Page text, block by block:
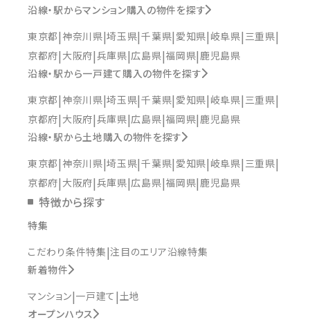
沿線・駅からマンション購入の物件を探す
東京都 神奈川県 埼玉県 千葉県 愛知県 岐阜県 三重県
京都府 大阪府 兵庫県 広島県 福岡県 鹿児島県
沿線・駅から一戸建て購入の物件を探す
東京都 神奈川県 埼玉県 千葉県 愛知県 岐阜県 三重県
京都府 大阪府 兵庫県 広島県 福岡県 鹿児島県
沿線・駅から土地購入の物件を探す
東京都 神奈川県 埼玉県 千葉県 愛知県 岐阜県 三重県
京都府 大阪府 兵庫県 広島県 福岡県 鹿児島県
特徴から探す
特集
こだわり条件特集 注目のエリア沿線特集
新着物件
マンション 一戸建て 土地
オープンハウス